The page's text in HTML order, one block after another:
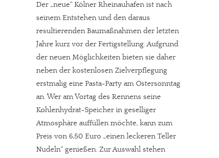
Der „neue“ Kölner Rheinauhafen ist nach
seinem Entstehen und den daraus
resultierenden Baumaßnahmen der letzten
Jahre kurz vor der Fertigstellung. Aufgrund
der neuen Möglichkeiten bieten sie daher
neben der kostenlosen Zielverpflegung
erstmalig eine Pasta-Party am Ostersonntag
an. Wer am Vortag des Rennens seine
Kohlenhydrat-Speicher in geselliger
Atmosphäre auffüllen möchte, kann zum
Preis von 6,50 Euro „einen leckeren Teller
Nudeln“ genießen. Zur Auswahl stehen